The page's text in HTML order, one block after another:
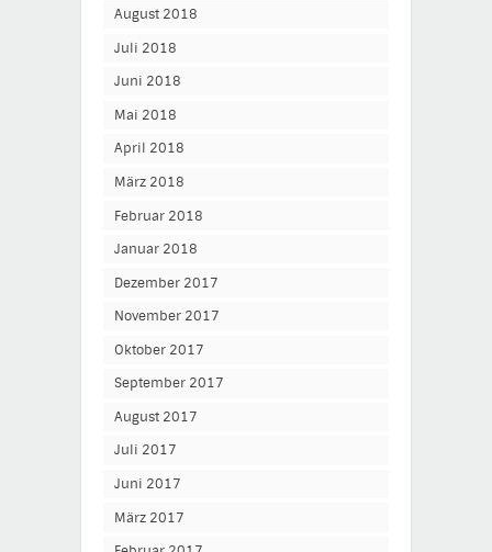
August 2018
Juli 2018
Juni 2018
Mai 2018
April 2018
März 2018
Februar 2018
Januar 2018
Dezember 2017
November 2017
Oktober 2017
September 2017
August 2017
Juli 2017
Juni 2017
März 2017